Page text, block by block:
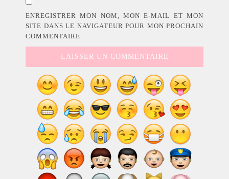
ENREGISTRER MON NOM, MON E-MAIL ET MON
SITE DANS LE NAVIGATEUR POUR MON PROCHAIN
COMMENTAIRE.